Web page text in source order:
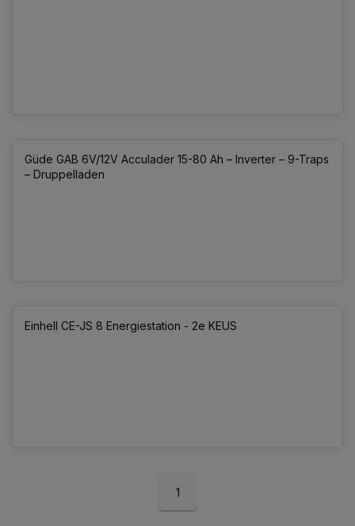
Güde GAB 6V/12V Acculader 15-80 Ah – Inverter – 9-Traps
– Druppelladen
Einhell CE-JS 8 Energiestation - 2e KEUS
1